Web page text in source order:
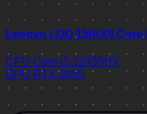
Lenovo LOQ 15IAX9 Core
CPU Core i5 12450HX
GPU RTX 3050